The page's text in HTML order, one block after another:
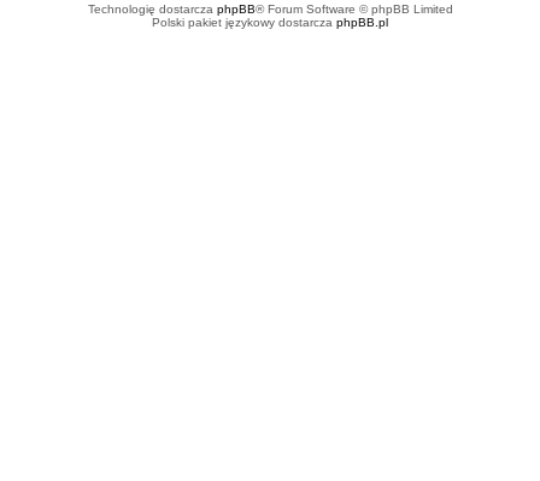
Technologię dostarcza phpBB® Forum Software © phpBB Limited
Polski pakiet językowy dostarcza phpBB.pl